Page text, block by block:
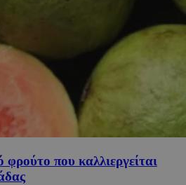
φρούτο που καλλιεργείται